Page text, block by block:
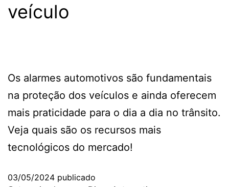
veículo
Os alarmes automotivos são fundamentais
na proteção dos veículos e ainda oferecem
mais praticidade para o dia a dia no trânsito.
Veja quais são os recursos mais
tecnológicos do mercado!
03/05/2024 publicado